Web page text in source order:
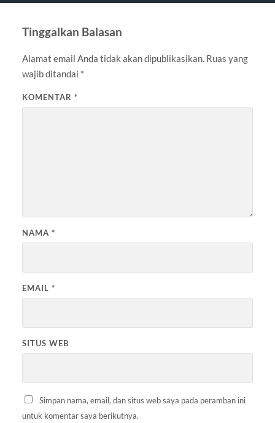
Tinggalkan Balasan
Alamat email Anda tidak akan dipublikasikan. Ruas yang
wajib ditandai *
KOMENTAR *
NAMA *
EMAIL *
SITUS WEB
Simpan nama, email, dan situs web saya pada peramban ini
untuk komentar saya berikutnya.